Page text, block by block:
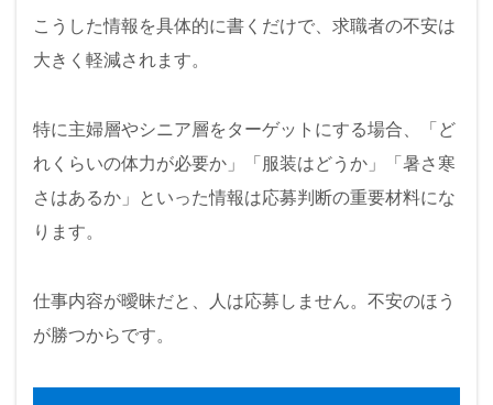
こうした情報を具体的に書くだけで、求職者の不安は
大きく軽減されます。
特に主婦層やシニア層をターゲットにする場合、「ど
れくらいの体力が必要か」「服装はどうか」「暑さ寒
さはあるか」といった情報は応募判断の重要材料にな
ります。
仕事内容が曖昧だと、人は応募しません。不安のほう
が勝つからです。